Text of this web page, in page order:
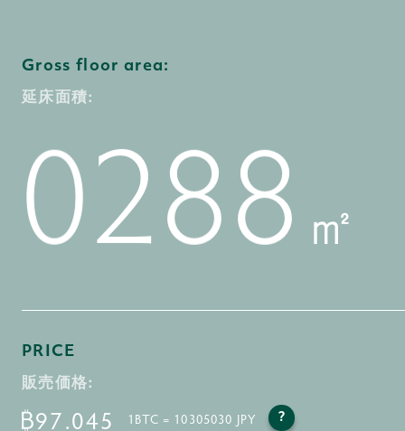
1
2
3
3
4
5
8
97
8
Gross floor area:
延床面積:
0
1
1
2
3
7
8
9
7
8
9㎡
PRICE
販売価格:
97.045 1BTC = 10305030 JPY ?